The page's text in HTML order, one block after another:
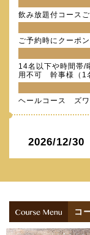
飲み放題付コース
ご予約時にクーポ
14名以下や時間帯
用不可 幹事様（1
ヘールコース ズワ
2026/12/30
コ